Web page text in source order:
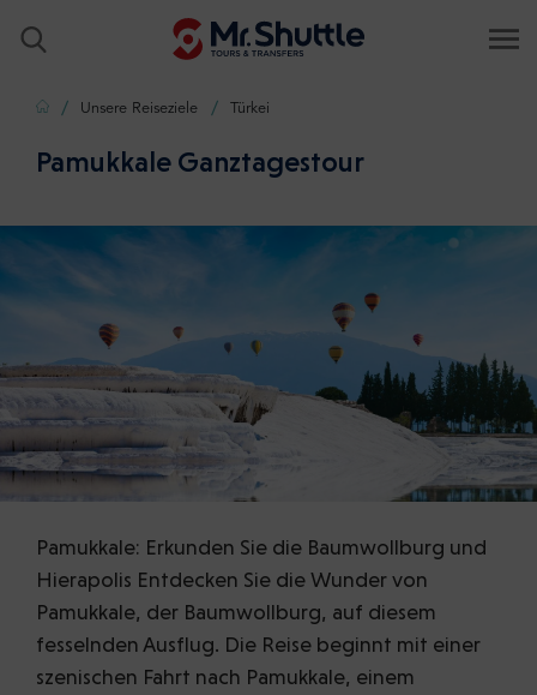
ZuhauseUnsere Reiseziele Türkei
Pamukkale Ganztagestour
Pamukkale: Erkunden Sie die Baumwollburg und
Hierapolis Entdecken Sie die Wunder von
Pamukkale, der Baumwollburg, auf diesem
fesselnden Ausflug. Die Reise beginnt mit einer
szenischen Fahrt nach Pamukkale, einem